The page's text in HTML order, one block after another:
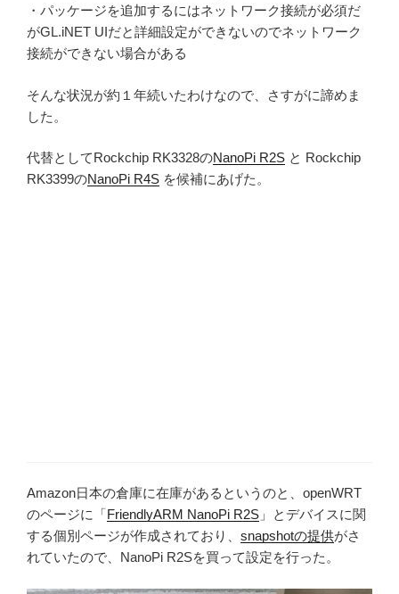
・パッケージを追加するにはネットワーク接続が必須だ
がGL.iNET UIだと詳細設定ができないのでネットワーク
接続ができない場合がある
そんな状況が約１年続いたわけなので、さすがに諦めま
した。
代替としてRockchip RK3328のNanoPi R2S と Rockchip
RK3399のNanoPi R4S を候補にあげた。
Amazon日本の倉庫に在庫があるというのと、openWRT
のページに「FriendlyARM NanoPi R2S 」とデバイスに関
する個別ページが作成されており、 snapshotの提供がさ
れていたので、NanoPi R2Sを買って設定を行った。